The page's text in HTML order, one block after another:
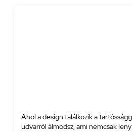
Ahol a design találkozik a
udvarról álmodsz, ami nemcsak